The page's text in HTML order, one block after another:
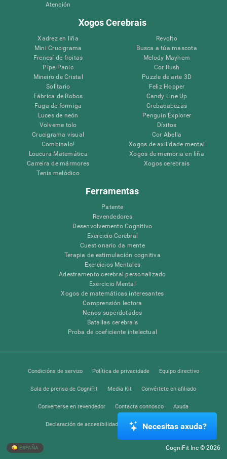
Atención
Xogos Cerebrais
Xadrez en liña
Mini Crucigrama
Frenesí de froitas
Pipe Panic
Mineiro de Cristal
Solitario
Fábrica de Robos
Fuga de formiga
Luces de neón
Volveme tolo
Crucigrama visual
Combinalo!
Loucura Matemática
Carreira de mármores
Tenis melódico
Revolto
Busca a túa mascota
Melody Mayhem
Cor Rush
Puzzle de arte 3D
Feliz Hopper
Candy Line Up
Crebacabezas
Penguin Explorer
Díxitos
Cor Abella
Xogos de axilidade mental
Xogos de memoria en liña
Xogos cerebrais
Ferramentas
Patente
Revendedores
Desenvolvemento Cognitivo
Exercicio Cerebral
Cuestionario da mente
Terapia de estimulación cognitiva
Exercicios Mentales
Adestramento cerebral personalizado
Exercicio Mental
Xogos de matemáticas interesantes
Comprensión lectora
Nenos superdotados
Batallas cerebrais
Proba de coeficiente intelectual
Condicións de servizo Política de privacidade Equipo directivo
Sala de prensa de CogniFit Media Kit Convértete en afiliado
Converterse en revendedor Contacta connosco Axuda
Declaración de accesibilidade Centro de Confianza
ESPAÑA CogniFit Inc © 2026
Necesitas axuda?